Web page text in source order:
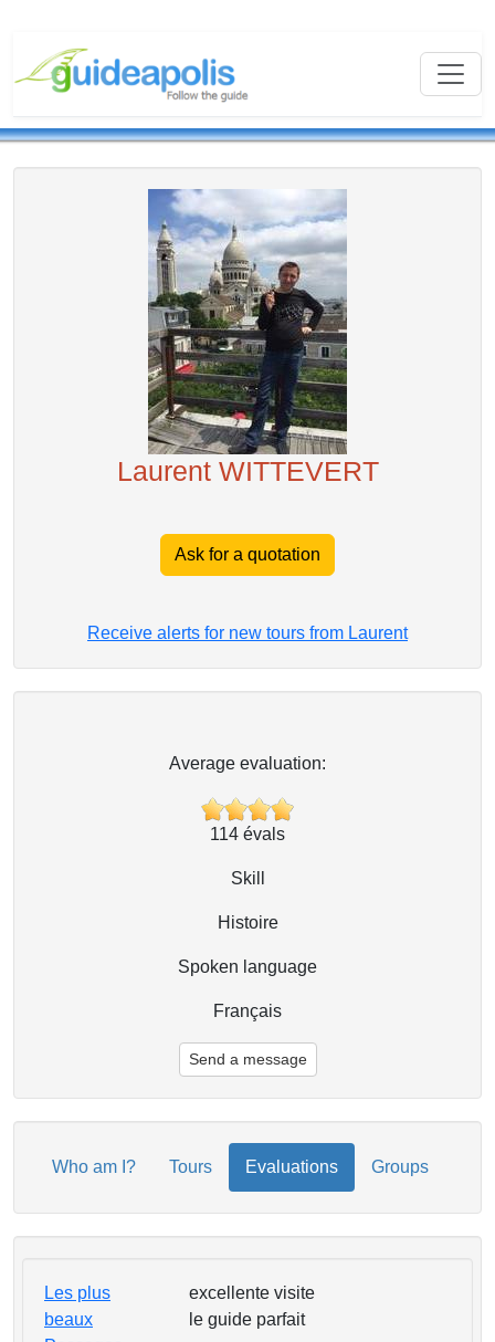
Laurent WITTEVERT
Ask for a quotation
Receive alerts for new tours from Laurent
Average evaluation:
114 évals
Skill
Histoire
Spoken language
Français
Send a message
Who am I? Tours Evaluations Groups
Les plus
beaux
excellente visite
le guide parfait